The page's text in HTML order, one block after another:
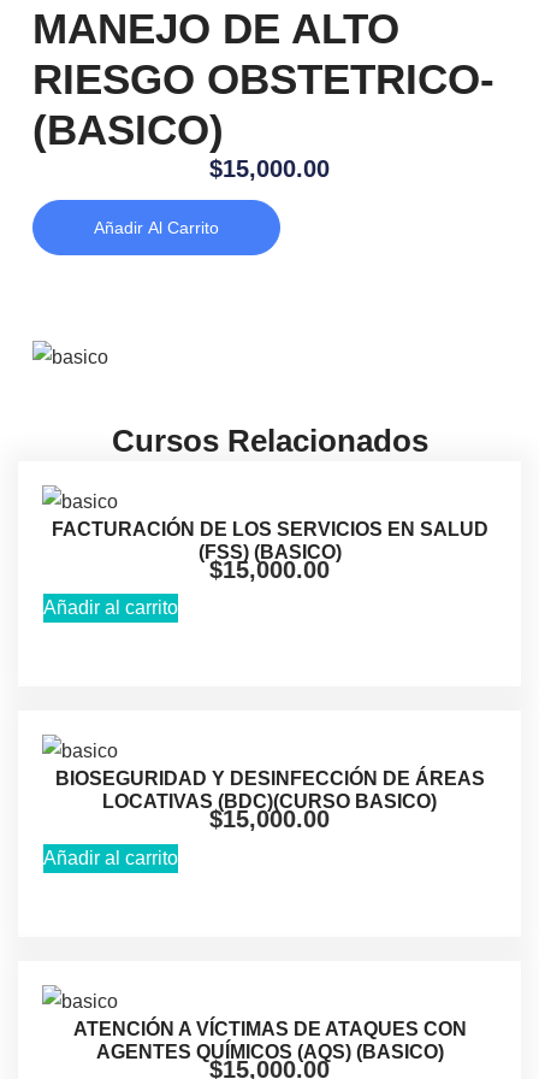
MANEJO DE ALTO
RIESGO OBSTETRICO-
(BASICO)
$15,000.00
Añadir Al Carrito
Cursos Relacionados
FACTURACIÓN DE LOS SERVICIOS EN SALUD
(FSS) (BASICO)
$15,000.00
Añadir al carrito
BIOSEGURIDAD Y DESINFECCIÓN DE ÁREAS
LOCATIVAS (BDC)(CURSO BASICO)
$15,000.00
Añadir al carrito
ATENCIÓN A VÍCTIMAS DE ATAQUES CON
AGENTES QUÍMICOS (AQS) (BASICO)
$15,000.00